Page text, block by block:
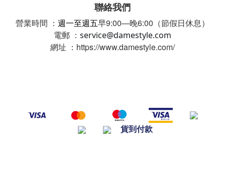
聯絡我們
營業時間 ： 週一至週五早9:00—晚6:00（節假日休息）
電郵 ： service@damestyle.com
網址 ：https://www.damestyle.com/
貨到付款